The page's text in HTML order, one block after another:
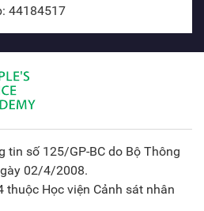
44184517
tin số 125/GP-BC do Bộ Thông
02/4/2008.
thuộc Học viện Cảnh sát nhân